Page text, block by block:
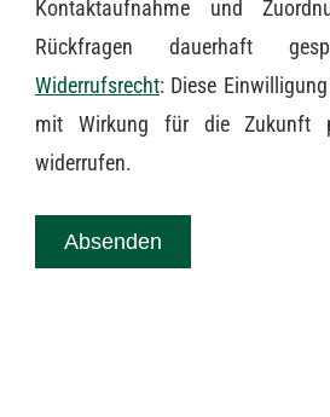
Kontaktaufnahme und
Rückfragen dauerhaft
Widerrufsrecht: Diese
mit Wirkung für die Zukunft
widerrufen.
Absenden